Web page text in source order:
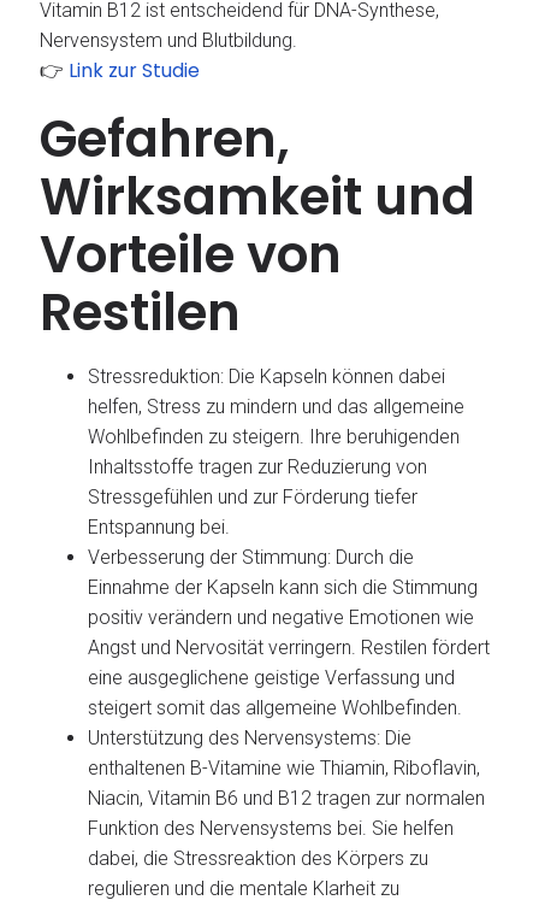
Vitamin B12 ist entscheidend für DNA-Synthese,
Nervensystem und Blutbildung.
👉 Link zur Studie
Gefahren,
Wirksamkeit und
Vorteile von
Restilen
Stressreduktion: Die Kapseln können dabei
helfen, Stress zu mindern und das allgemeine
Wohlbefinden zu steigern. Ihre beruhigenden
Inhaltsstoffe tragen zur Reduzierung von
Stressgefühlen und zur Förderung tiefer
Entspannung bei.
Verbesserung der Stimmung: Durch die
Einnahme der Kapseln kann sich die Stimmung
positiv verändern und negative Emotionen wie
Angst und Nervosität verringern. Restilen fördert
eine ausgeglichene geistige Verfassung und
steigert somit das allgemeine Wohlbefinden.
Unterstützung des Nervensystems: Die
enthaltenen B-Vitamine wie Thiamin, Riboflavin,
Niacin, Vitamin B6 und B12 tragen zur normalen
Funktion des Nervensystems bei. Sie helfen
dabei, die Stressreaktion des Körpers zu
regulieren und die mentale Klarheit zu